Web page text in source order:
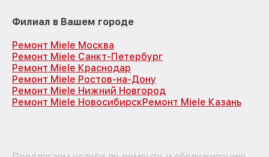
Филиал в Вашем городе
Ремонт Miele Москва
Ремонт Miele Санкт-Петербург
Ремонт Miele Краснодар
Ремонт Miele Ростов-на-Дону
Ремонт Miele Нижний Новгород
Ремонт Miele НовосибирскРемонт Miele Казань